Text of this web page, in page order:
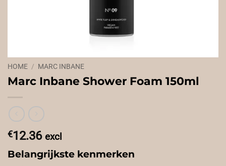
HOME / MARC INBANE
Marc Inbane Shower Foam 150ml
€12.36 excl
Belangrijkste kenmerken